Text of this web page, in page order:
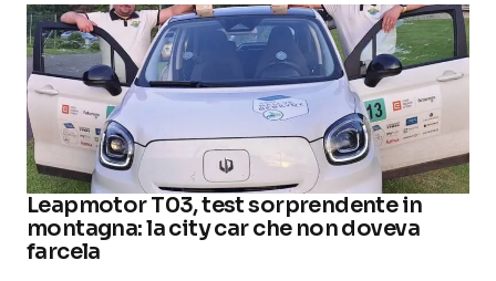
Leapmotor T03, test sorprendente in
montagna: la city car che non doveva
farcela